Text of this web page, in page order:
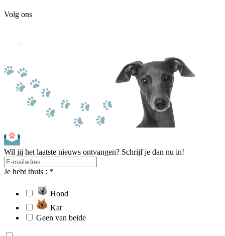
Volg ons
Wil jij het laatste nieuws ontvangen? Schrijf je dan nu in!
Je hebt thuis : *
Hond
Kat
Geen van beide